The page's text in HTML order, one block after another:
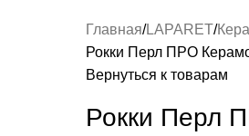
Главная LAPARET
Рокки Перл ПРО
Вернуться к товарам
Рокки Перл